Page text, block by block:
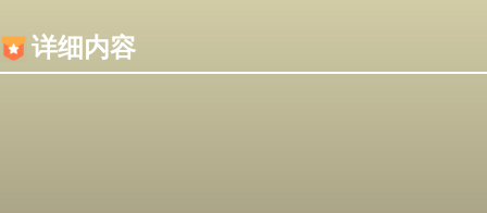
详细内容